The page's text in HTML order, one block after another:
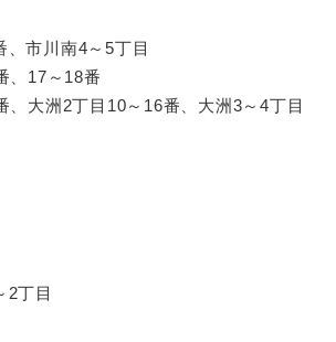
、市川南4～5丁目
、17～18番
、大洲2丁目10～16番、大洲3～4丁目
2丁目